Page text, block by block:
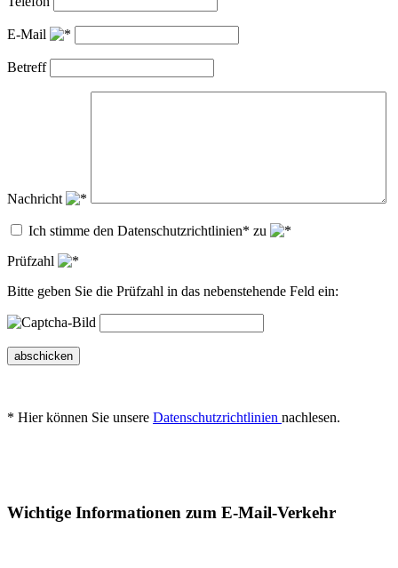
E-Mail
Betreff
Nachricht
Ich stimme den Datenschutzrichtlinien* zu
Prüfzahl
Bitte geben Sie die Prüfzahl in das nebenstehende Feld ein:
abschicken
* Hier können Sie unsere Datenschutzrichtlinien nachlesen.
Wichtige Informationen zum E-Mail-Verkehr